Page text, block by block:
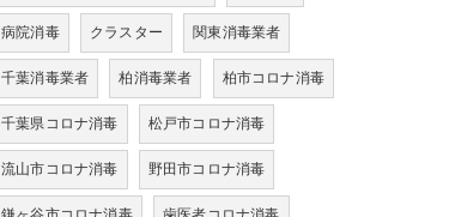
病院消毒 クラスター 関東消毒業者
千葉消毒業者 柏消毒業者 柏市コロナ消毒
千葉県コロナ消毒 松戸市コロナ消毒
流山市コロナ消毒 野田市コロナ消毒